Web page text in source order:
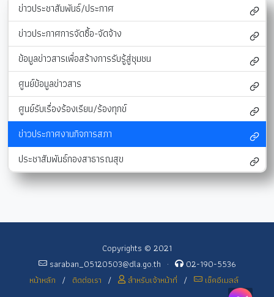
ข่าวประชาสัมพันธ์/ประกาศ
ข่าวประกาศการจัดซื้อ-จัดจ้าง
ข้อมูลข่าวสารเพื่อสร้างการรับรู้สู่ชุมชน
ศูนย์ข้อมูลข่าวสาร
ศูนย์รับเรื่องร้องเรียน/ร้องทุกข์
ข่าวประกาศงานกิจการสภา
ประชาสัมพันธ์กองสาธารณสุข
Copyrights © 2021
saraban_05120503@dla.go.th ·
02-190-5536
หน้าหลัก / ติดต่อเรา / สำหรับเจ้าหน้าที่ / เช็คอีเมลล์